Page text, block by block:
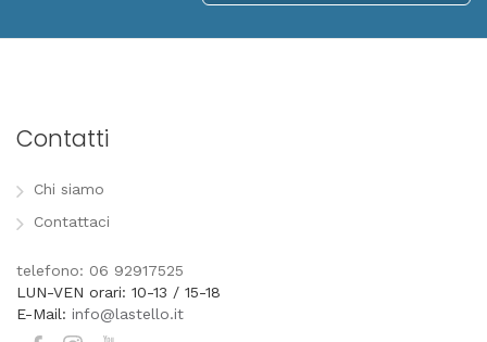
Contatti
Chi siamo
Contattaci
telefono: 06 92917525
LUN-VEN orari: 10-13 / 15-18
E-Mail: info@lastello.it